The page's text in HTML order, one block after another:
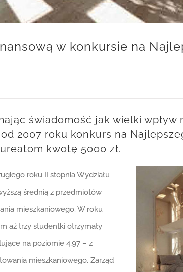
w konkursie na
świadomość jak wielki
2007 roku konkurs na
kwotę 5000 zł.
roku II stopnia Wydziału
średnią z przedmiotów
mieszkaniowego. W roku
aż trzy studentki otrzymały
na poziomie 4,97 – z
mieszkaniowego. Zarząd